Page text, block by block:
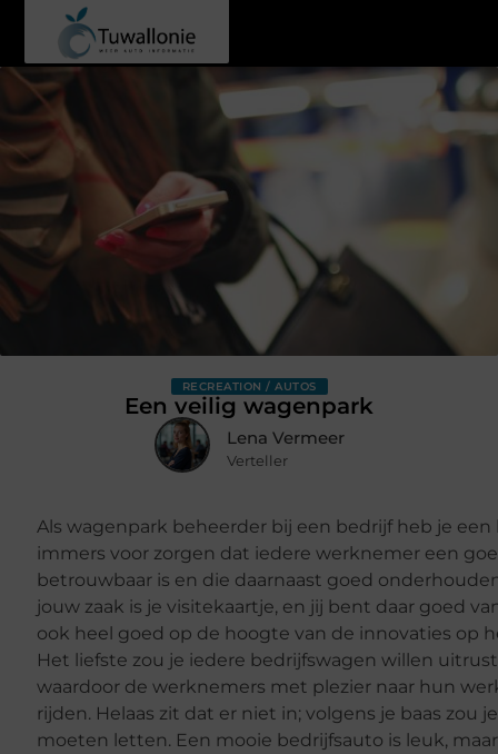
RECREATION / AUTOS
Een veilig wagenpark
Lena Vermeer
Verteller
Als wagenpark beheerder bij een bedrijf heb je
immers voor zorgen dat iedere werknemer een
betrouwbaar is en die daarnaast goed
jouw zaak is je visitekaartje, en jij bent daar goed
ook heel goed op de hoogte van de innovaties op
Het liefste zou je iedere bedrijfswagen willen
waardoor de werknemers met plezier naar hun
rijden. Helaas zit dat er niet in; volgens je baas zou
moeten letten. Een mooie bedrijfsauto is leuk,